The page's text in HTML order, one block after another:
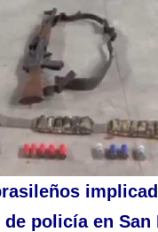
policía en San